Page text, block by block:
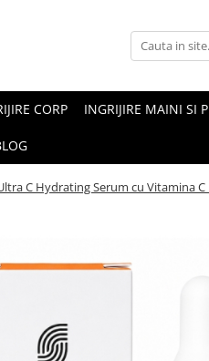
CORP INGRIJIRE MAINI SI
C Hydrating Serum cu Vitamina